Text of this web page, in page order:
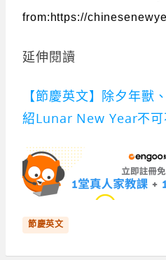
from:https://
延伸閱讀
【節慶英文】除夕年獸
紹Lunar New Year不可
節慶英文